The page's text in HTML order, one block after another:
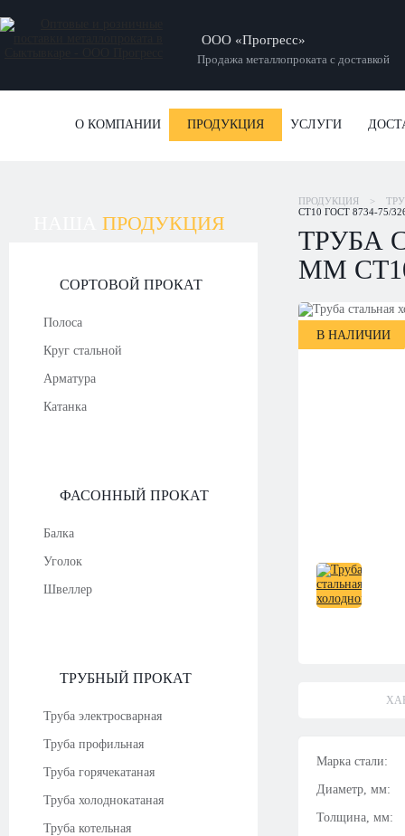
ООО «Прогресс»
Продажа металлопроката с доставкой
О КОМПАНИИ ПРОДУКЦИЯ УСЛУГИ
ПРОДУКЦИЯ
СОРТОВОЙ ПРОКАТ
Полоса
Круг стальной
Арматура
Катанка
ФАСОННЫЙ ПРОКАТ
Балка
Уголок
Швеллер
ТРУБНЫЙ ПРОКАТ
Труба электросварная
Труба профильная
Труба горячекатаная
Труба холоднокатаная
Труба котельная
ПРОДУКЦИЯ >
СТ10 ГОСТ 8734-75/
ТРУБА
ММ СТ10
В НАЛИЧИИ
Марка стали:
Диаметр, мм:
Толщина, мм: